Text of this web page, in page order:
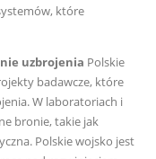
które
uzbrojenia Polskie
badawcze, które
W laboratoriach i
bronie, takie jak
Polskie wojsko jest